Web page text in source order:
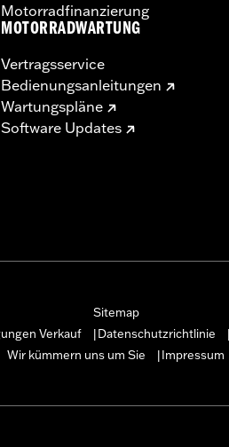
Motorradfinanzierung
MOTORRADWARTUNG
Vertragsservice
Bedienungsanleitungen
Wartungspläne
Software Updates
Sitemap
Verkauf Datenschutzrichtlinie
Wir kümmern uns um Sie
Impressum